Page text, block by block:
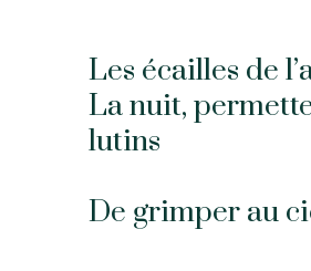
Les écailles de
La nuit,
lutins
De grimper au